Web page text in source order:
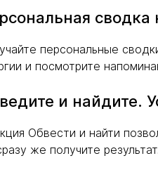
сводка
персональные
и посмотрите
и найдите.
Обвести и найти
же получите